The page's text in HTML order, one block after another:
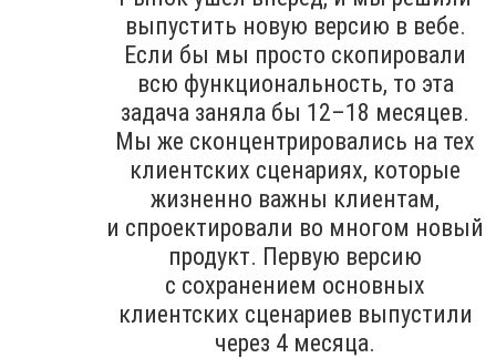
выпустить новую версию в вебе.
Если бы мы просто скопировали
всю функциональность, то эта
задача заняла бы 12–18 месяцев.
Мы же сконцентрировались на тех
клиентских сценариях, которые
жизненно важны клиентам,
и спроектировали во многом новый
продукт. Первую версию
с сохранением основных
клиентских сценариев выпустили
через 4 месяца.